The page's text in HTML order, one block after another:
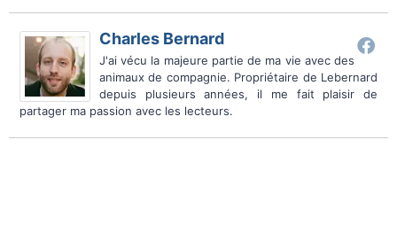
Charles Bernard
J'ai vécu la majeure partie de ma vie avec des
animaux de compagnie. Propriétaire de Lebernard
depuis plusieurs années, il me fait plaisir de
partager ma passion avec les lecteurs.